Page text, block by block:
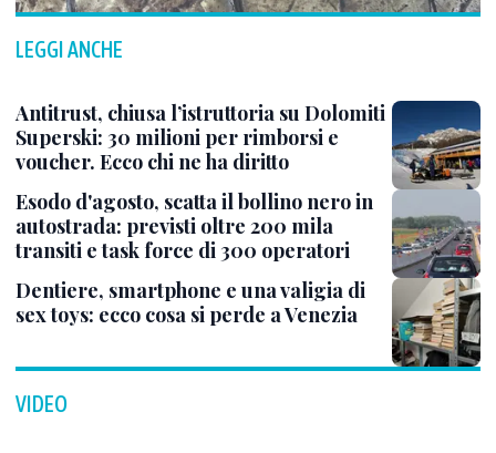
LEGGI ANCHE
Antitrust, chiusa l’istruttoria su Dolomiti
Superski: 30 milioni per rimborsi e
voucher. Ecco chi ne ha diritto
Esodo d'agosto, scatta il bollino nero in
autostrada: previsti oltre 200 mila
transiti e task force di 300 operatori
Dentiere, smartphone e una valigia di
sex toys: ecco cosa si perde a Venezia
VIDEO